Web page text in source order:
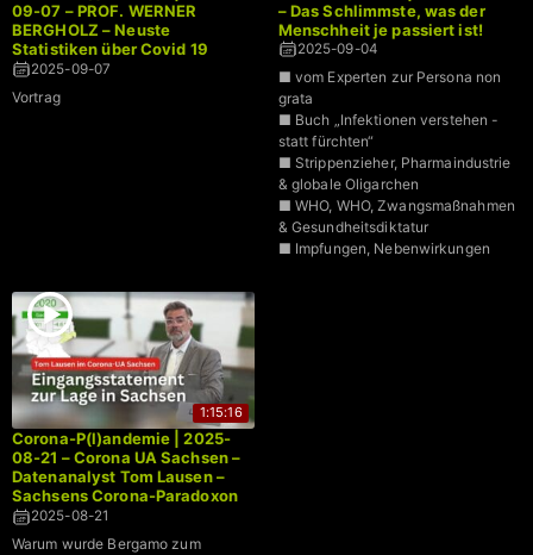
09-07 – PROF. WERNER
BERGHOLZ – Neuste
Statistiken über Covid 19
Impffolgen – Schaden/Nutzen
2025-09-07
Vortrag
– Das Schlimmste, was der
Menschheit je passiert ist!
2025-09-04
■ vom Experten zur Persona non
grata
■ Buch „Infektionen verstehen -
statt fürchten“
■ Strippenzieher, Pharmaindustrie
& globale Oligarchen
■ WHO, WHO, Zwangsmaßnahmen
& Gesundheitsdiktatur
■ Impfungen, Nebenwirkungen
1:15:16
Corona-P(l)andemie | 2025-
08-21 – Corona UA Sachsen –
Datenanalyst Tom Lausen –
Sachsens Corona-Paradoxon
→ Weniger geimpft, weniger
2025-08-21
Warum wurde Bergamo zum